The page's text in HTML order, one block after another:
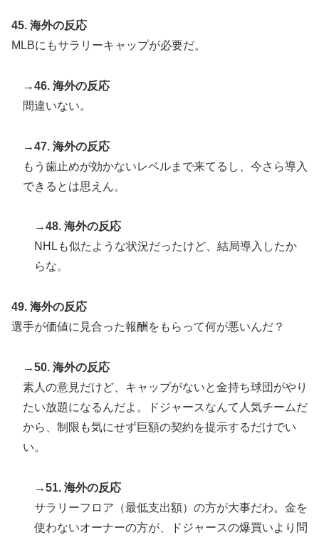
45. 海外の反応
MLBにもサラリーキャップが必要だ。
→46. 海外の反応
間違いない。
→47. 海外の反応
もう歯止めが効かないレベルまで来てるし、今さら導入
できるとは思えん。
→48. 海外の反応
NHLも似たような状況だったけど、結局導入したか
らな。
49. 海外の反応
選手が価値に見合った報酬をもらって何が悪いんだ？
→50. 海外の反応
素人の意見だけど、キャップがないと金持ち球団がやり
たい放題になるんだよ。ドジャースなんて人気チームだ
から、制限も気にせず巨額の契約を提示するだけでい
い。
→51. 海外の反応
サラリーフロア（最低支出額）の方が大事だわ。金を
使わないオーナーの方が、ドジャースの爆買いより問